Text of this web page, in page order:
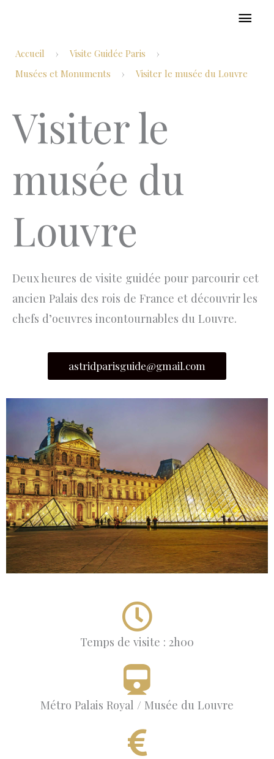
contenu
Accueil › Visite Guidée Paris ›
Musées et Monuments › Visiter le musée du Louvre
Visiter le
musée du
Louvre
Deux heures de visite guidée pour parcourir cet
ancien Palais des rois de France et découvrir les
chefs d’oeuvres incontournables du Louvre.
astridparisguide@gmail.com
Temps de visite : 2h00
Métro Palais Royal / Musée du Louvre